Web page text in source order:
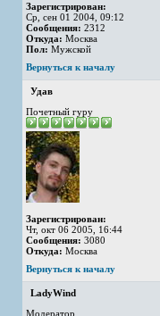
Зарегистрирован:
Ср, сен 01 2004, 09:12
Сообщения: 2312
Откуда: Москва
Пол: Мужской
Вернуться к началу
Удав
Почетный гуру
Зарегистрирован:
Чт, окт 06 2005, 16:44
Сообщения: 3080
Откуда: Москва
Вернуться к началу
LadyWind
Модератор